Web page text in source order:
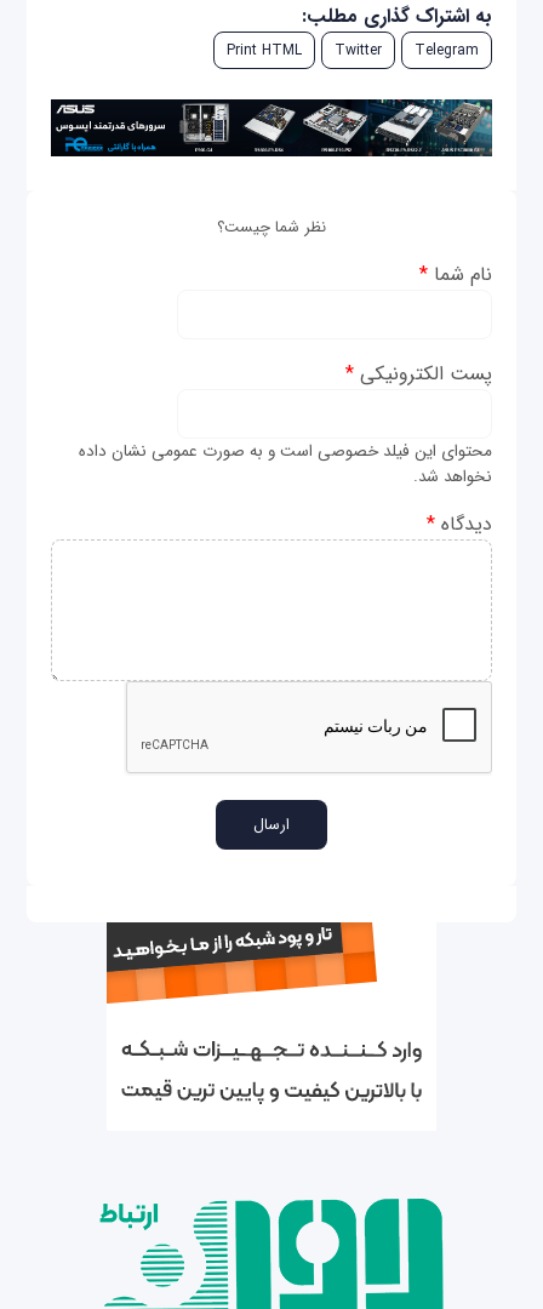
به اشتراک گذاری مطلب:
Telegram
Twitter
Print HTML
نظر شما چیست؟
نام شما*
پست الکترونیکی*
محتوای این فیلد خصوصی است و به صورت عمومی نشان داده
نخواهد شد.
دیدگاه*